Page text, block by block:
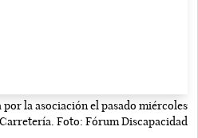
la asociación el pasado miércoles
Foto: Fórum Discapacidad